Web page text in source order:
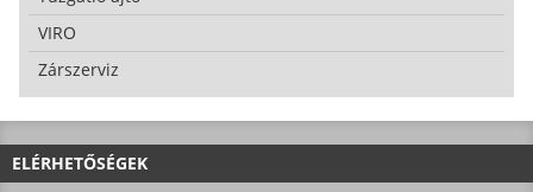
VIRO
Zárszerviz
ELÉRHETŐSÉGEK